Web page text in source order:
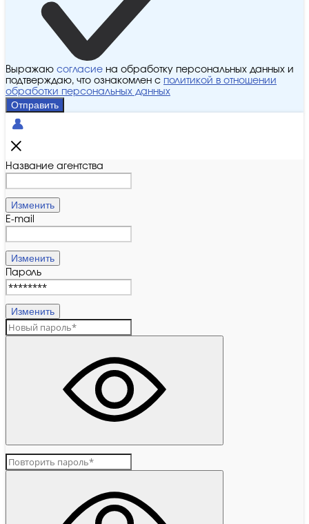
Выражаю согласие на обработку персональных данных и
подтверждаю, что ознакомлен с политикой в отношении
обработки персональных данных
Отправить
Название агентства
Изменить
E-mail
Изменить
Пароль
Изменить